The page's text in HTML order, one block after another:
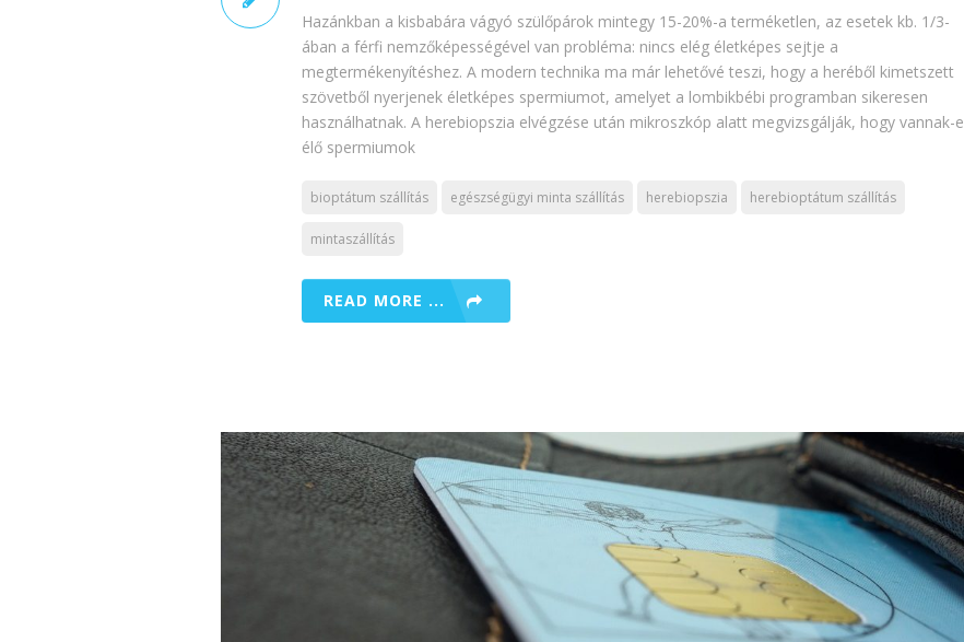
Hazánkban a kisbabára vágyó szülőpárok mintegy 15-20%-a terméketlen, az esetek kb. 1/3-
ában a férfi nemzőképességével van probléma: nincs elég életképes sejtje a
megtermékenyítéshez. A modern technika ma már lehetővé teszi, hogy a heréből kimetszett
szövetből nyerjenek életképes spermiumot, amelyet a lombikbébi programban sikeresen
használhatnak. A herebiopszia elvégzése után mikroszkóp alatt megvizsgálják, hogy vannak-e
élő spermiumok
bioptátum szállítás egészségügyi minta szállítás herebiopszia herebioptátum szállítás
mintaszállítás
READ MORE ...